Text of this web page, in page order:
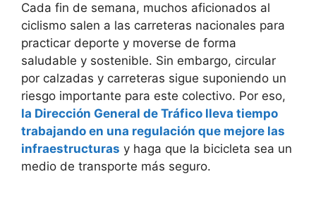
Cada fin de semana, muchos aficionados al
ciclismo salen a las carreteras nacionales para
practicar deporte y moverse de forma
saludable y sostenible. Sin embargo, circular
por calzadas y carreteras sigue suponiendo un
riesgo importante para este colectivo. Por eso,
la Dirección General de Tráfico lleva tiempo
trabajando en una regulación que mejore las
infraestructuras y haga que la bicicleta sea un
medio de transporte más seguro.